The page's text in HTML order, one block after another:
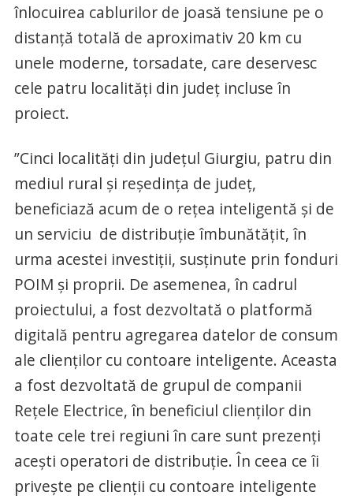
înlocuirea cablurilor de joasă tensiune pe o
distanță totală de aproximativ 20 km cu
unele moderne, torsadate, care deservesc
cele patru localități din județ incluse în
proiect.
”Cinci localități din județul Giurgiu, patru din
mediul rural și reședința de județ,
beneficiază acum de o rețea inteligentă și de
un serviciu de distribuție îmbunătățit, în
urma acestei investiții, susținute prin fonduri
POIM și proprii. De asemenea, în cadrul
proiectului, a fost dezvoltată o platformă
digitală pentru agregarea datelor de consum
ale clienților cu contoare inteligente. Aceasta
a fost dezvoltată de grupul de companii
Rețele Electrice, în beneficiul clienților din
toate cele trei regiuni în care sunt prezenți
acești operatori de distribuție. În ceea ce îi
privește pe clienții cu contoare inteligente